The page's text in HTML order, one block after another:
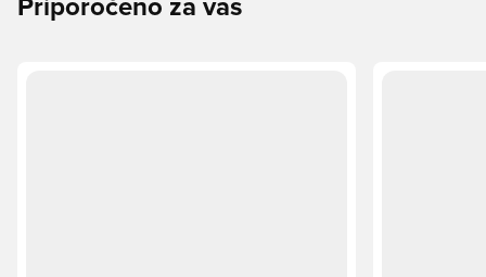
Priporočeno za vas